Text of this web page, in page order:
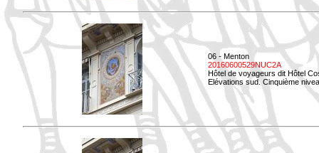
06 - Menton
20160600529NUC2A
Hôtel de voyageurs dit Hôtel
Elévations sud. Cinquième